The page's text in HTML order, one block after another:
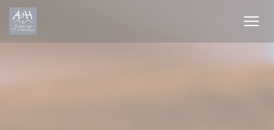
クッキー利用の管理について